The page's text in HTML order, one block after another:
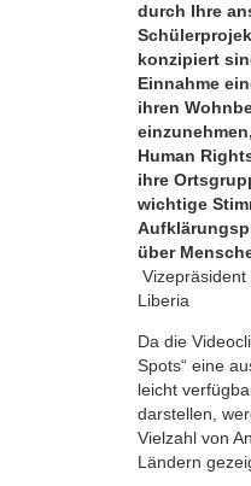
durch Ihre
konzipiert
Einnahme
ihren
Human
ihre
wichtige
über
Liberia
Da die
Spots“ eine
leicht
darstellen,
Vielzahl von
Ländern